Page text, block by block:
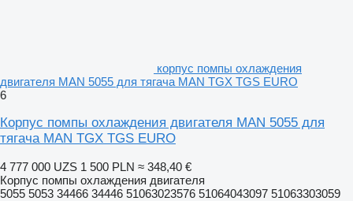
корпус помпы охлаждения
двигателя MAN 5055 для тягача MAN TGX TGS EURO
6
Корпус помпы охлаждения двигателя MAN 5055 для
тягача MAN TGX TGS EURO
4 777 000 UZS 1 500 PLN ≈ 348,40 €
Корпус помпы охлаждения двигателя
5055 5053 34466 34446 51063023576 51064043097 51063303059